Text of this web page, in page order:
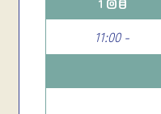
１回目
11:00 -